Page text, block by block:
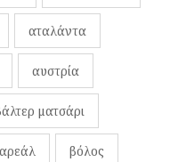
αταλάντα
αυστρία
ματσάρι
βόλος